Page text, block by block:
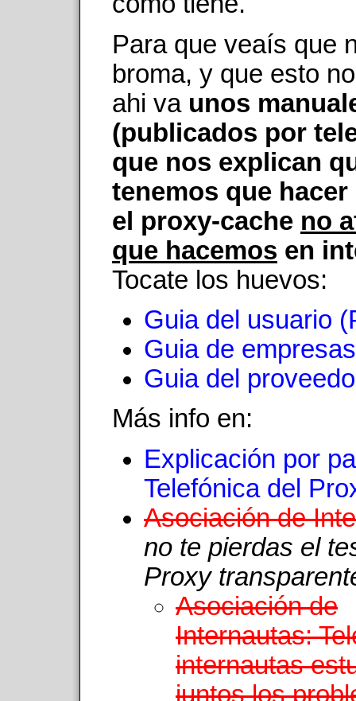
Para que veaís que
broma, y que esto
ahi va unos
(publicados por
que nos explican
tenemos que hacer
el proxy-cache no
que hacemos en
Tocate los huevos:
Guia del usuario
Guia de
Guia del
Más info en:
Explicación por
Telefónica del
Asociación de
no te pierdas el
Proxy
Asociación de
Internautas:
internautas
juntos los